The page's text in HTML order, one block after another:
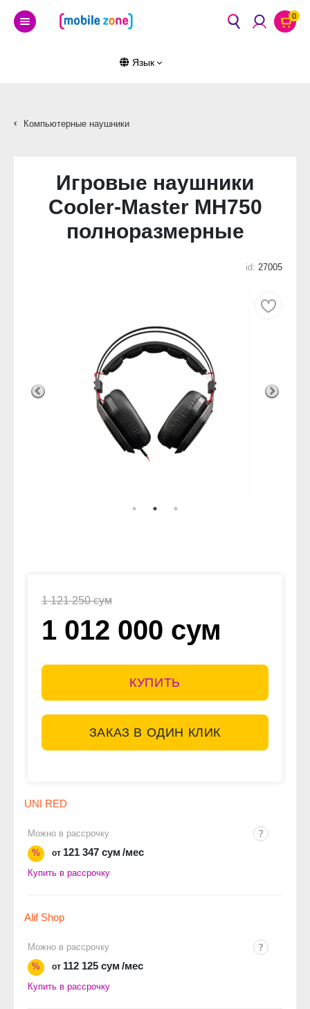
0
Язык
Компьютерные наушники
Игровые наушники
Cooler-Master MH750
полноразмерные
id: 27005
1 121 250 сум
1 012 000 сум
КУПИТЬ
ЗАКАЗ В ОДИН КЛИК
UNI RED
Можно в рассрочку
%
от 121 347 сум /мес
Купить в рассрочку
Alif Shop
Можно в рассрочку
%
от 112 125 сум /мес
Купить в рассрочку